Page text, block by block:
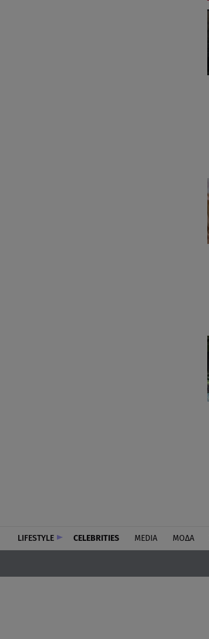
LIFESTYLE CELEBRITIES MEDIA ΜΟΔΑ